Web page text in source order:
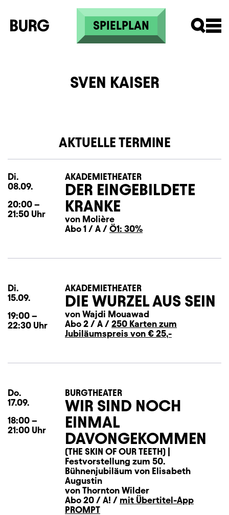
Direkt zum Inhalt
SPIELPLAN
SVEN KAISER
AKTUELLE TERMINE
Di.
08.09.
20:00 –
21:50 Uhr
AKADEMIETHEATER
DER EINGEBILDETE
KRANKE
von Molière
Abo 1 / A / Ö1: 30%
Di.
15.09.
19:00 –
22:30 Uhr
AKADEMIETHEATER
DIE WURZEL AUS SEIN
von Wajdi Mouawad
Abo 2 / A / 250 Karten zum
Jubiläumspreis von € 25,-
Do. Donnerstag
17.09.
18:00 –
21:00 Uhr
BURGTHEATER
WIR SIND NOCH
EINMAL
DAVONGEKOMMEN
(THE SKIN OF OUR TEETH) |
Festvorstellung zum 50.
Bühnenjubiläum von Elisabeth
Augustin
von Thornton Wilder
Abo 20 / A! / mit Übertitel-App
PROMPT